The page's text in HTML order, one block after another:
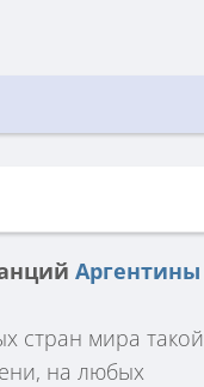
Аргентины
стран мира такой
на любых